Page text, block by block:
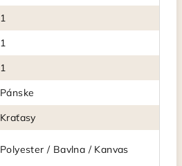
1
1
1
Pánske
Kraťasy
Polyester / Bavlna / Kanvas